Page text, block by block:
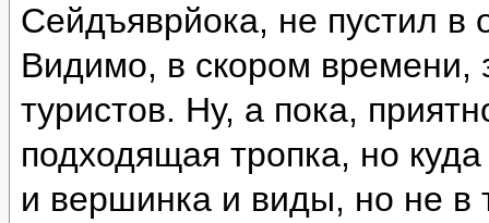
Сейдъяврйока, не пустил в
Видимо, в скором времени,
туристов. Ну, а пока,
подходящая тропка, но
и вершинка и виды, но не в